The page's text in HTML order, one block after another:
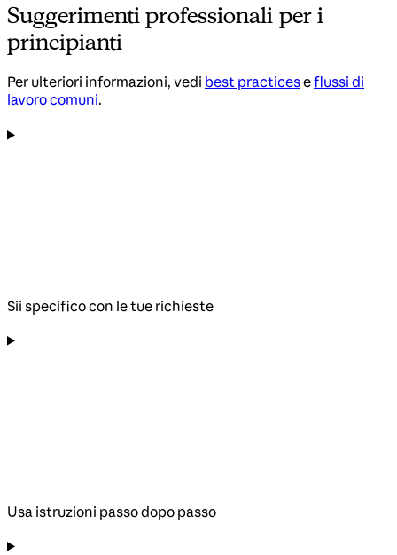
Suggerimenti professionali per i
principianti
Per ulteriori informazioni, vedi best practiceseflussi di
lavoro comuni.
Sii specifico con le tue richieste
Usa istruzioni passo dopo passo